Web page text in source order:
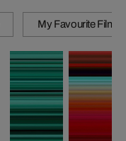
My Favourite Films